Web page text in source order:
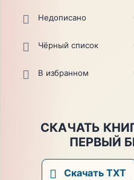
Недописано
Чёрный список
В избранном
СКАЧАТЬ
ПЕРВЫЙ
Скачать TXT